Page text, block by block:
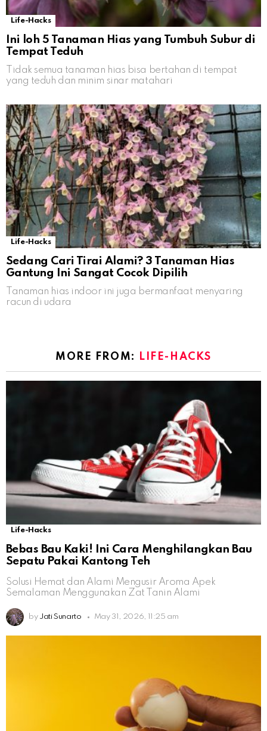
Life-Hacks
Ini loh 5 Tanaman Hias yang Tumbuh Subur di
Tempat Teduh
Tidak semua tanaman hias bisa bertahan di tempat
yang teduh dan minim sinar matahari
Life-Hacks
Sedang Cari Tirai Alami? 3 Tanaman Hias
Gantung Ini Sangat Cocok Dipilih
Tanaman hias indoor ini juga bermanfaat menyaring
racun di udara
MORE FROM: LIFE-HACKS
Life-Hacks
Bebas Bau Kaki! Ini Cara Menghilangkan Bau
Sepatu Pakai Kantong Teh
Solusi Hemat dan Alami Mengusir Aroma Apek
Semalaman Menggunakan Zat Tanin Alami
by Jati Sunarto May 31, 2026, 11:25 am